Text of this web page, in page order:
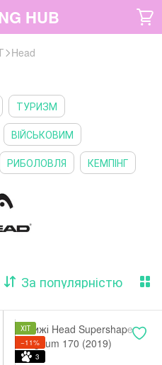
HUB
Head
ТУРИЗМ
ВІЙСЬКОВИМ
РИБОЛОВЛЯ КЕМПІНГ
За популярністю
ХІТ
−11%
3